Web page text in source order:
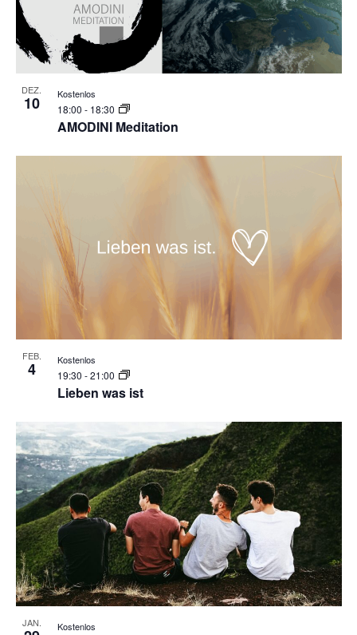
Photo
View
DEZ.
10
AMODINI Meditation
18:00 - 18:30
Kostenlos
FEB.
4
Lieben was ist
19:30 -21:00
Kostenlos
JAN. Kostenlos